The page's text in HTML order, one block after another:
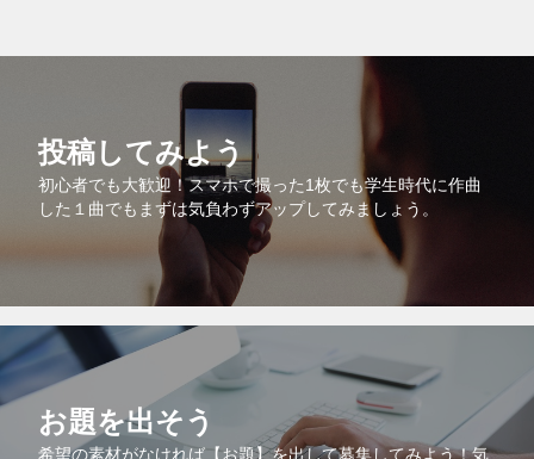
投稿してみよう
初心者でも大歓迎！スマホで撮った1枚でも学生時代に作曲
した１曲でもまずは気負わずアップしてみましょう。
お題を出そう
希望の素材がなければ【お題】を出して募集してみよう！気